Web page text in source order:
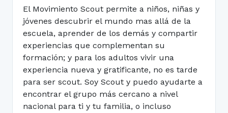
El Movimiento Scout permite a niños, niñas y
jóvenes descubrir el mundo mas allá de la
escuela, aprender de los demás y compartir
experiencias que complementan su
formación; y para los adultos vivir una
experiencia nueva y gratificante, no es tarde
para ser scout. Soy Scout y puedo ayudarte a
encontrar el grupo más cercano a nivel
nacional para ti y tu familia, o incluso